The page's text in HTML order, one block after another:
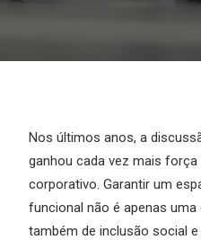
Nos últimos anos, a
ganhou cada vez mais
corporativo. Garantir um
funcional não é apenas
também de inclusão social